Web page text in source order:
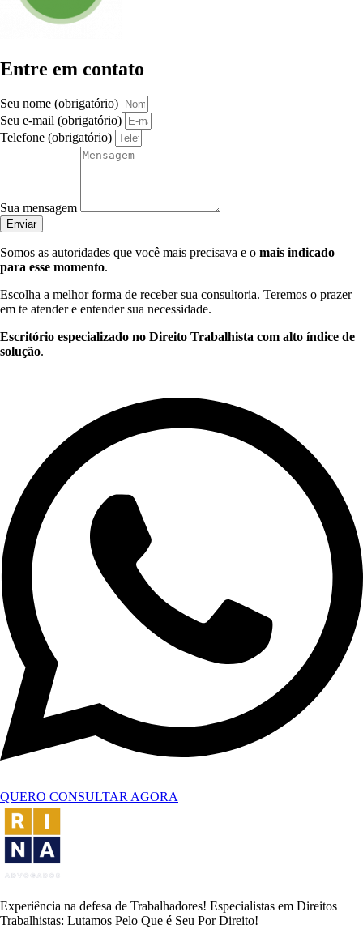
Entre em contato
Seu nome (obrigatório)
Seu e-mail (obrigatório)
Telefone (obrigatório)
Sua mensagem
Enviar
Somos as autoridades que você mais precisava e o mais indicado
para esse momento.
Escolha a melhor forma de receber sua consultoria. Teremos o prazer
em te atender e entender sua necessidade.
Escritório especializado no Direito Trabalhista com alto índice de
solução.
QUERO CONSULTAR AGORA
Experiência na defesa de Trabalhadores! Especialistas em Direitos
Trabalhistas: Lutamos Pelo Que é Seu Por Direito!